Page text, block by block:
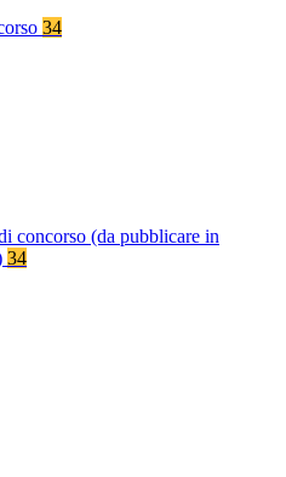
34
concorso (da pubblicare in
34